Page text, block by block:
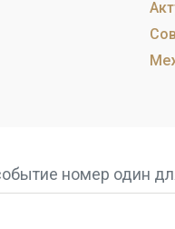
номер один